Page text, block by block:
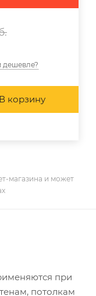
В корзину
магазина и может
при
потолкам